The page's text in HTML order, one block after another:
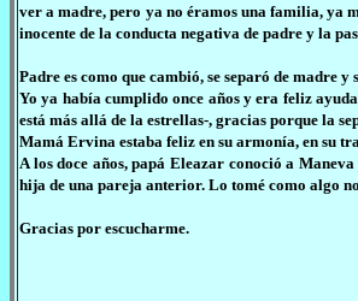
ver a madre, pero ya no éramos una familia, ya
inocente de la conducta negativa de padre y la
Padre es como que cambió, se separó de madre
Yo ya había cumplido once años y era feliz
está más allá de la estrellas-, gracias porque la
Mamá Ervina estaba feliz en su armonía, en su
A los doce años, papá Eleazar conoció a
hija de una pareja anterior. Lo tomé como algo
Gracias por escucharme.